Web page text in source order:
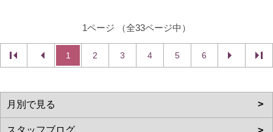
1ページ （全33ページ中）
1 2 3 4 5 6